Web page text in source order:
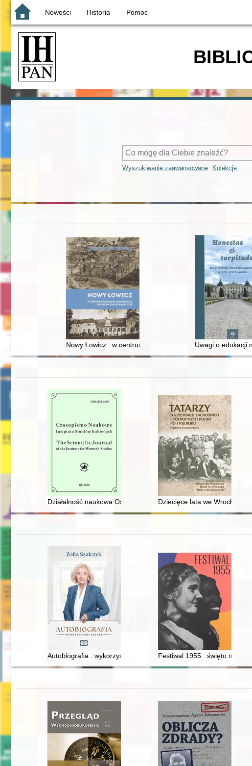
Nowości Historia Pomoc
Wyszukiwanie zaawansowane Kolekcje
Nowy Łowicz : w centrum poligonu drawskiego odUwagi o edukacji
Działalność naukowa Ośrodka Badań Historii Kobiet Instytutu
Dziecięce lata we Wrocławiu
Autobiografia : wykorzystane szanseFestiwal 1955 : święto młodości